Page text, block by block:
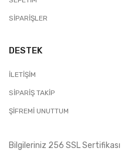
SIPARIŞLER
DESTEK
İLETIŞIM
SIPARIŞ TAKIP
ŞIFREMI UNUTTUM
Bilgileriniz 256 SSL